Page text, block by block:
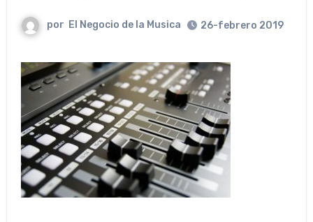
por El Negocio de la Musica 26-febrero 2019